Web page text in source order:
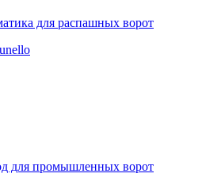
для распашных ворот
для промышленных ворот